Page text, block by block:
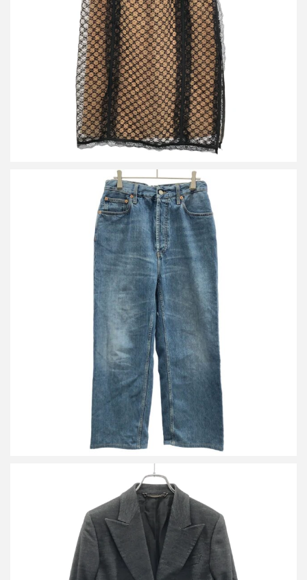
買取金額24,000円
詳しく見る
グッチ 23AW ビンテージウォッシュドイージーデニムパンツ
760039 XDCPF
買取金額16,800円
詳しく見る
グッチ by TOM FORD 2000’s ピークドラペルジャケット&スラッ